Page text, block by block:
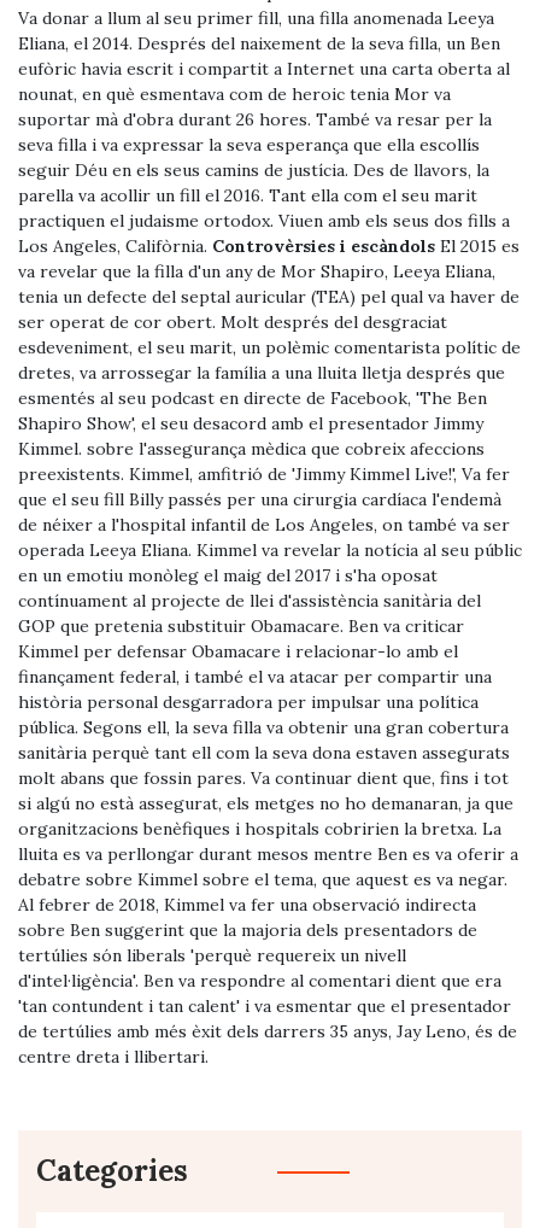
Va donar a llum al seu primer fill, una filla anomenada Leeya
Eliana, el 2014. Després del naixement de la seva filla, un Ben
eufòric havia escrit i compartit a Internet una carta oberta al
nounat, en què esmentava com de heroic tenia Mor va
suportar mà d'obra durant 26 hores. També va resar per la
seva filla i va expressar la seva esperança que ella escollís
seguir Déu en els seus camins de justícia. Des de llavors, la
parella va acollir un fill el 2016. Tant ella com el seu marit
practiquen el judaisme ortodox. Viuen amb els seus dos fills a
Los Angeles, Califòrnia. Controvèrsies i escàndols El 2015 es
va revelar que la filla d'un any de Mor Shapiro, Leeya Eliana,
tenia un defecte del septal auricular (TEA) pel qual va haver de
ser operat de cor obert. Molt després del desgraciat
esdeveniment, el seu marit, un polèmic comentarista polític de
dretes, va arrossegar la família a una lluita lletja després que
esmentés al seu podcast en directe de Facebook, 'The Ben
Shapiro Show', el seu desacord amb el presentador Jimmy
Kimmel. sobre l'assegurança mèdica que cobreix afeccions
preexistents. Kimmel, amfitrió de 'Jimmy Kimmel Live!', Va fer
que el seu fill Billy passés per una cirurgia cardíaca l'endemà
de néixer a l'hospital infantil de Los Angeles, on també va ser
operada Leeya Eliana. Kimmel va revelar la notícia al seu públic
en un emotiu monòleg el maig del 2017 i s'ha oposat
contínuament al projecte de llei d'assistència sanitària del
GOP que pretenia substituir Obamacare. Ben va criticar
Kimmel per defensar Obamacare i relacionar-lo amb el
finançament federal, i també el va atacar per compartir una
història personal desgarradora per impulsar una política
pública. Segons ell, la seva filla va obtenir una gran cobertura
sanitària perquè tant ell com la seva dona estaven assegurats
molt abans que fossin pares. Va continuar dient que, fins i tot
si algú no està assegurat, els metges no ho demanaran, ja que
organitzacions benèfiques i hospitals cobririen la bretxa. La
lluita es va perllongar durant mesos mentre Ben es va oferir a
debatre sobre Kimmel sobre el tema, que aquest es va negar.
Al febrer de 2018, Kimmel va fer una observació indirecta
sobre Ben suggerint que la majoria dels presentadors de
tertúlies són liberals 'perquè requereix un nivell
d'intel·ligència'. Ben va respondre al comentari dient que era
'tan contundent i tan calent' i va esmentar que el presentador
de tertúlies amb més èxit dels darrers 35 anys, Jay Leno, és de
centre dreta i llibertari.
Categories